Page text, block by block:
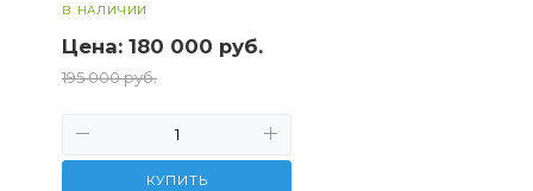
В НАЛИЧИИ
Цена: 180 000 руб.
195 000 руб.
КУПИТЬ